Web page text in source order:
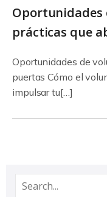
Oportunidades
prácticas que
Oportunidades de
puertas Cómo el
impulsar tu[…]